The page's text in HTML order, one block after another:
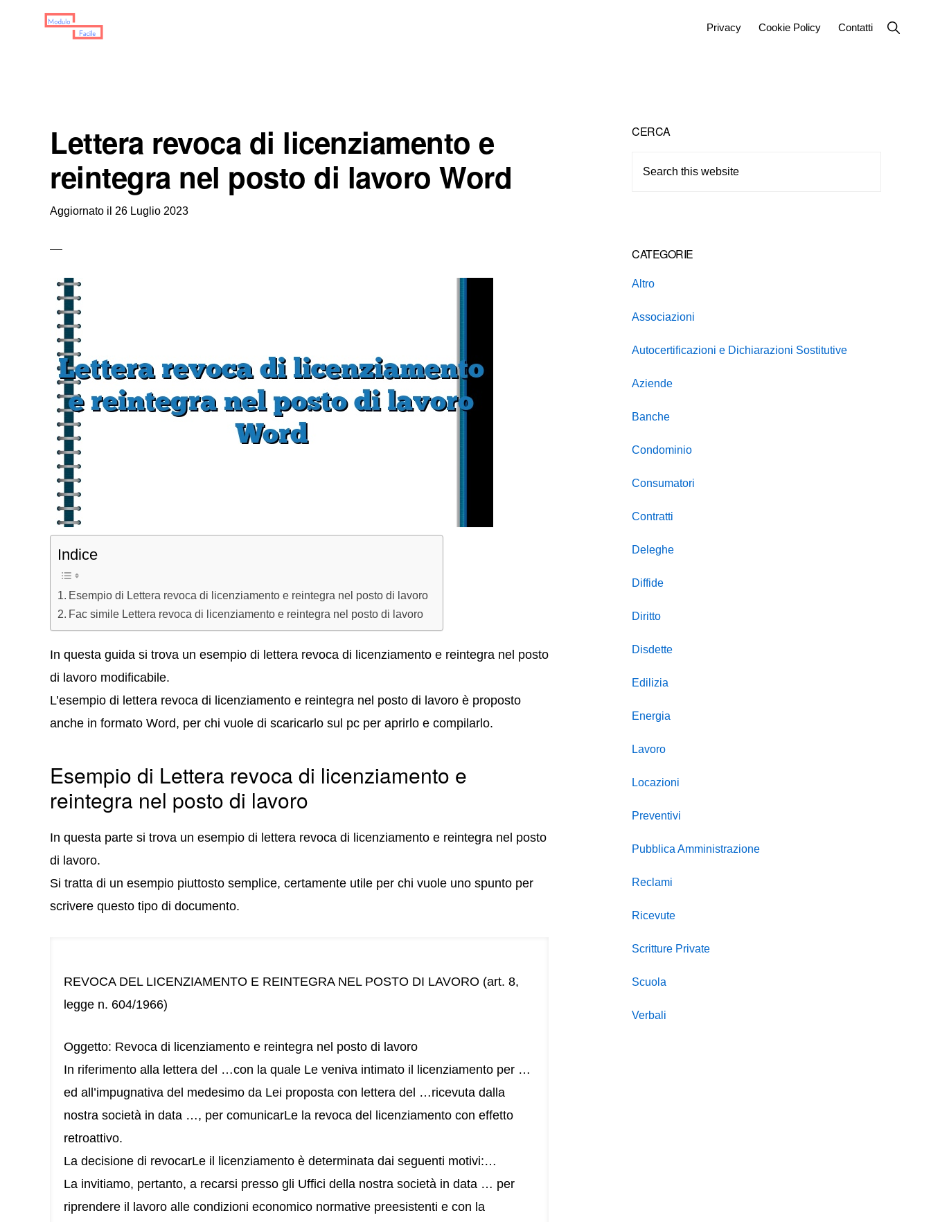
Privacy Cookie Policy Contatti
Show
Search
Lettera revoca di licenziamento e
reintegra nel posto di lavoro Word
Aggiornato il 26 Luglio 2023
Indice
Esempio di Lettera revoca di licenziamento e reintegra nel posto di lavoro
Fac simile Lettera revoca di licenziamento e reintegra nel posto di lavoro
In questa guida si trova un esempio di lettera revoca di licenziamento e reintegra nel posto
di lavoro modificabile.
L’esempio di lettera revoca di licenziamento e reintegra nel posto di lavoro è proposto
anche in formato Word, per chi vuole di scaricarlo sul pc per aprirlo e compilarlo.
Esempio di Lettera revoca di licenziamento e
reintegra nel posto di lavoro
In questa parte si trova un esempio di lettera revoca di licenziamento e reintegra nel posto
di lavoro.
Si tratta di un esempio piuttosto semplice, certamente utile per chi vuole uno spunto per
scrivere questo tipo di documento.
REVOCA DEL LICENZIAMENTO E REINTEGRA NEL POSTO DI LAVORO (art. 8,
legge n. 604/1966)
Oggetto: Revoca di licenziamento e reintegra nel posto di lavoro
In riferimento alla lettera del …con la quale Le veniva intimato il licenziamento per …
ed all’impugnativa del medesimo da Lei proposta con lettera del …ricevuta dalla
nostra società in data …, per comunicarLe la revoca del licenziamento con effetto
retroattivo.
La decisione di revocarLe il licenziamento è determinata dai seguenti motivi:…
La invitiamo, pertanto, a recarsi presso gli Uffici della nostra società in data … per
riprendere il lavoro alle condizioni economico normative preesistenti e con la
Primary
Sidebar
CERCA
CATEGORIE
Altro
Associazioni
Autocertificazioni e Dichiarazioni Sostitutive
Aziende
Banche
Condominio
Consumatori
Contratti
Deleghe
Diffide
Diritto
Disdette
Edilizia
Energia
Lavoro
Locazioni
Preventivi
Pubblica Amministrazione
Reclami
Ricevute
Scritture Private
Scuola
Verbali